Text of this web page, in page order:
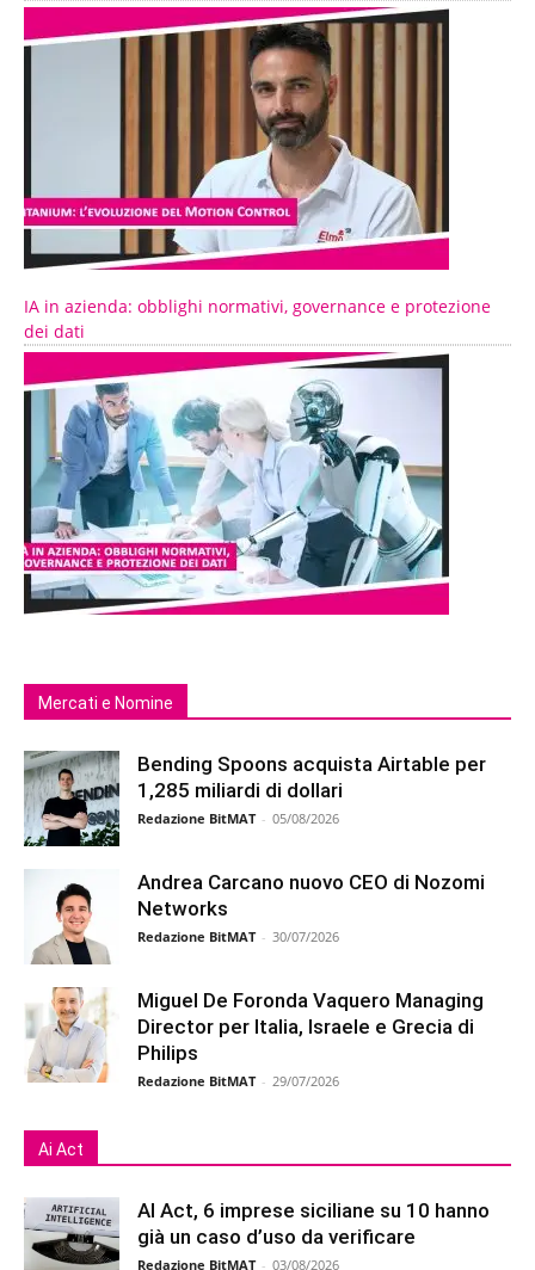
IA in azienda: obblighi normativi, governance e protezione
dei dati
Mercati e Nomine
Bending Spoons acquista Airtable per
1,285 miliardi di dollari
Redazione BitMAT - 05/08/2026
Andrea Carcano nuovo CEO di Nozomi
Networks
Redazione BitMAT - 30/07/2026
Miguel De Foronda Vaquero Managing
Director per Italia, Israele e Grecia di
Philips
Redazione BitMAT - 29/07/2026
Ai Act
AI Act, 6 imprese siciliane su 10 hanno
già un caso d’uso da verificare
Redazione BitMAT - 03/08/2026